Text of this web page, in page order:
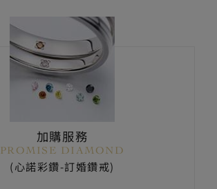
加購服務
PROMISE DIAMOND
(心諾彩鑽-訂婚鑽戒)